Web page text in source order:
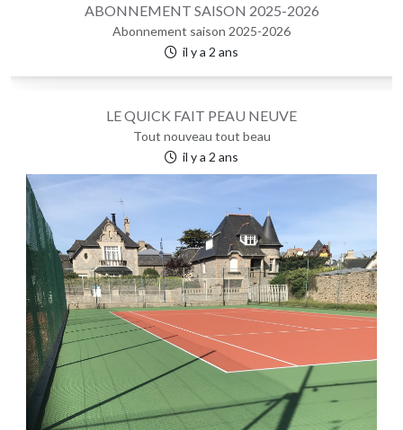
ABONNEMENT SAISON 2025-2026
Abonnement saison 2025-2026
il y a 2 ans
LE QUICK FAIT PEAU NEUVE
Tout nouveau tout beau
il y a 2 ans